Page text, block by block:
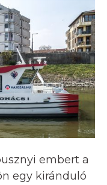
embert a
egy kiránduló